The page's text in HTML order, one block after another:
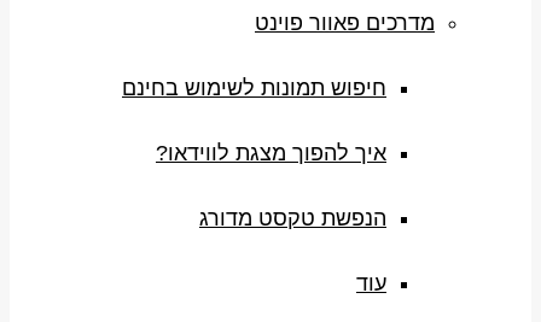
מדרכים פאוור פוינט
חיפוש תמונות לשימוש בחינם
איך להפוך מצגת לווידאו?
הנפשת טקסט מדורג
עוד